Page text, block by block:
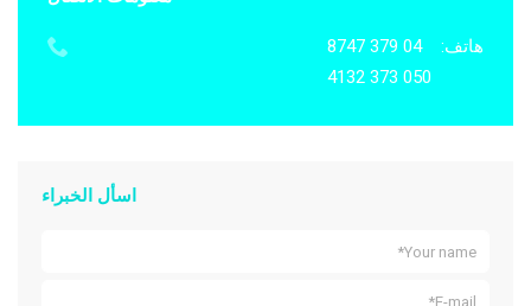
هاتف:
04 379 8747
050 373 4132
اسأل الخبراء